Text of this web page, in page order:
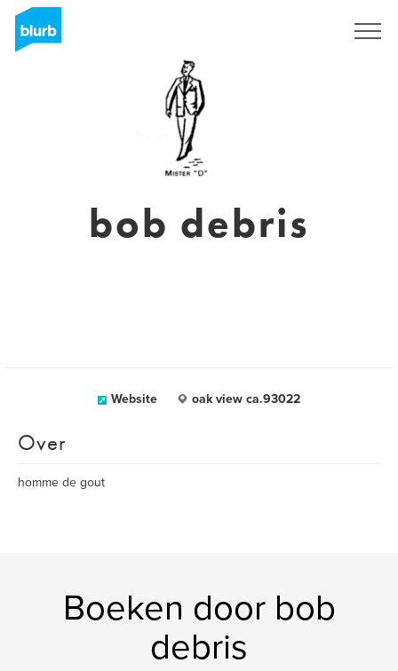
bob debris
Website oak view ca.93022
Over
homme de gout
Boeken door bob
debris